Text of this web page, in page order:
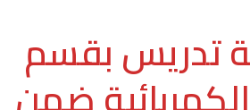
جامعة
سوهاج
تدريس بقسم